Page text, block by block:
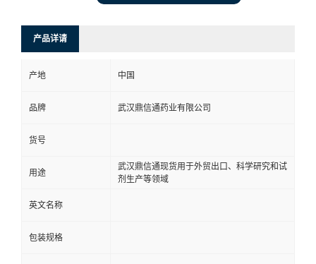
产品详请
产地 中国
品牌 武汉鼎信通药业有限公司
货号
用途
武汉鼎信通现货用于外贸出口、科学研究和试
剂生产等领域
英文名称
包装规格